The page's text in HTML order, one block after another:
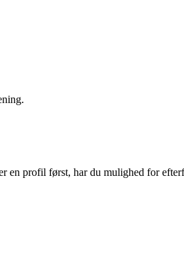
profil først, har du mulighed for